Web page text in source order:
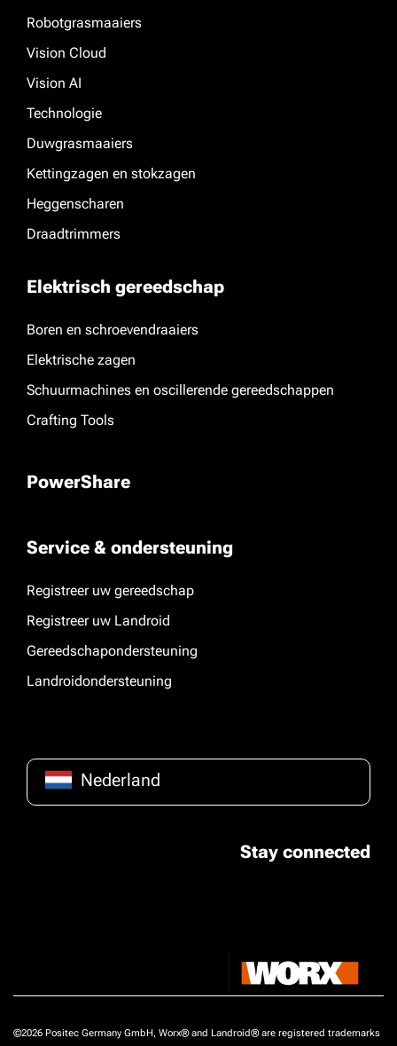
Robotgrasmaaiers
Vision Cloud
Vision AI
Technologie
Duwgrasmaaiers
Kettingzagen en stokzagen
Heggenscharen
Draadtrimmers
Elektrisch gereedschap
Boren en schroevendraaiers
Elektrische zagen
Schuurmachines en oscillerende gereedschappen
Crafting Tools
PowerShare
Service & ondersteuning
Registreer uw gereedschap
Registreer uw Landroid
Gereedschapondersteuning
Landroidondersteuning
Nederland
Stay connected
©2026 Positec Germany GmbH, Worx® and Landroid® are registered trademarks